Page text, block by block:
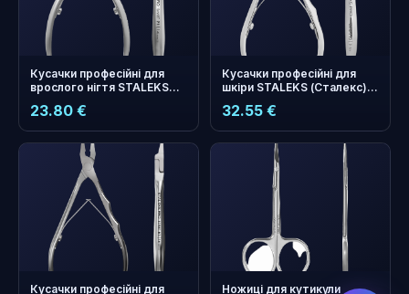
Кусачки професійні для
врослого нігтя STALEKS
ріжуча частина 14 mm
23.80 €
Кусачки професійні для
шкіри STALEKS (Сталекс)
частина 9 mm
32.55 €
Кусачки професійні для Ножиці для кутикули
+0
Збирайте і економте на